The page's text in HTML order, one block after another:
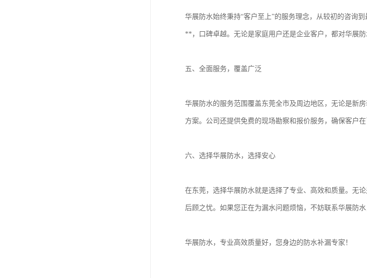
华展防水始终秉持“客户至上”的服务理念，从较初的咨询
**，口碑卓越。无论是家庭用户还是企业客户，都对华展
五、全面服务，覆盖广泛
华展防水的服务范围覆盖东莞全市及周边地区，无论是新
方案。公司还提供免费的现场勘察和报价服务，确保客户
六、选择华展防水，选择安心
在东莞，选择华展防水就是选择了专业、高效和质量。无
后顾之忧。如果您正在为漏水问题烦恼，不妨联系华展防
华展防水，专业高效质量好，您身边的防水补漏专家！